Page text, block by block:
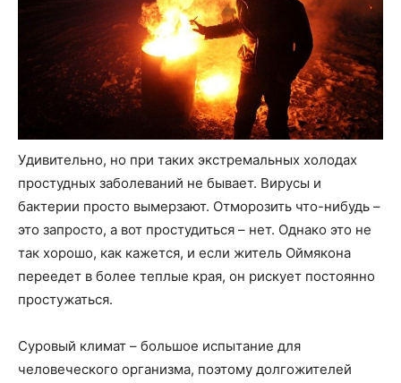
Удивительно, но при таких экстремальных холодах
простудных заболеваний не бывает. Вирусы и
бактерии просто вымерзают. Отморозить что-нибудь –
это запросто, а вот простудиться – нет. Однако это не
так хорошо, как кажется, и если житель Оймякона
переедет в более теплые края, он рискует постоянно
простужаться.
Суровый климат – большое испытание для
человеческого организма, поэтому долгожителей